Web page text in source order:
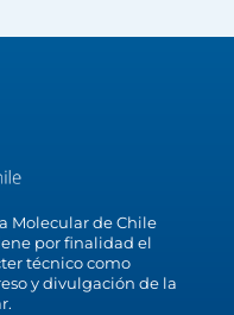
Molecular de Chile
por finalidad el
técnico como
y divulgación de la